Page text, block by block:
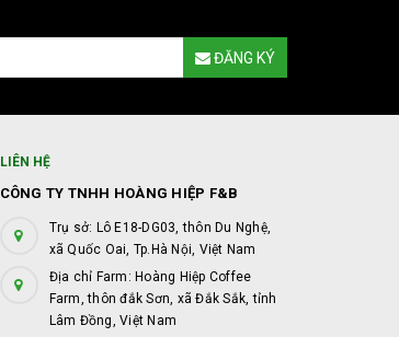
ĐĂNG KÝ
LIÊN HỆ
CÔNG TY TNHH HOÀNG HIỆP F&B
Trụ sở: Lô E18-DG03, thôn Du Nghệ,
xã Quốc Oai, Tp.Hà Nội, Việt Nam
Địa chỉ Farm: Hoàng Hiệp Coffee
Farm, thôn đắk Sơn, xã Đắk Sắk, tỉnh
Lâm Đồng, Việt Nam